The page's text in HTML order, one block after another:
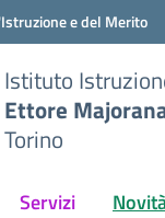
e del Merito
Istituto
Ettore
Torino
Servizi